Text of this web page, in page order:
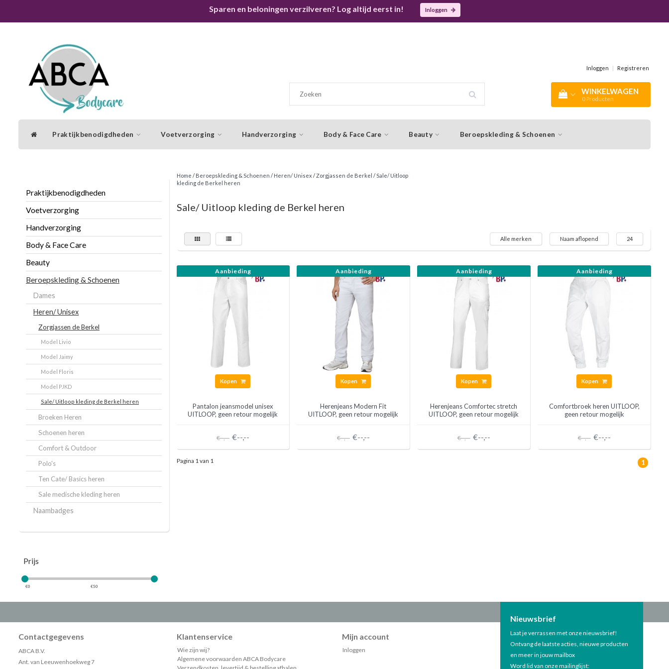
Sparen en beloningen verzilveren? Log altijd eerst in! Inloggen
Inloggen | Registreren
WINKELWAGEN
0 Producten
Praktijkbenodigdheden Voetverzorging Handverzorging Body & Face Care Beauty Beroepskleding & Schoenen
Praktijkbenodigdheden
Voetverzorging
Handverzorging
Body & Face Care
Beauty
Beroepskleding & Schoenen
Dames
Heren/ Unisex
Zorgjassen de Berkel
Model Livio
Model Jaimy
Model Floris
Model PJKD
Sale/ Uitloop kleding de Berkel heren
Broeken Heren
Schoenen heren
Comfort & Outdoor
Polo's
Ten Cate/ Basics heren
Sale medische kleding heren
Naambadges
Prijs
€0 €50
Home / Beroepskleding & Schoenen / Heren/ Unisex /Zorgjassen de Berkel /Sale/ Uitloop
kleding de Berkel heren
Sale/ Uitloop kleding de Berkel heren
Alle merken Naam aflopend 24
Aanbieding
Kopen
Pantalon jeansmodel unisex
UITLOOP, geen retour mogelijk
€--,-- €--,--
Aanbieding
Kopen
Herenjeans Modern Fit
UITLOOP, geen retour mogelijk
€--,-- €--,--
Aanbieding
Kopen
Herenjeans Comfortec stretch
UITLOOP, geen retour mogelijk
€--,-- €--,--
Aanbieding
Kopen
Comfortbroek heren UITLOOP,
geen retour mogelijk
€--,-- €--,--
Pagina 1 van 1 1
Contactgegevens
ABCA B.V.
Ant. van Leeuwenhoekweg 7
Klantenservice
Wie zijn wij?
Algemene voorwaarden ABCA Bodycare
Mijn account
Inloggen
Nieuwsbrief
Laat je verrassen met onze nieuwsbrief!
Ontvang de laatste acties, nieuwe producten
en meer in jouw mailbox
Word lid van onze mailinglijst: